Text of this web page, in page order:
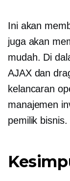
Ini akan
juga akan
mudah. Di
AJAX dan
kelancaran
manajemen
pemilik bisnis.